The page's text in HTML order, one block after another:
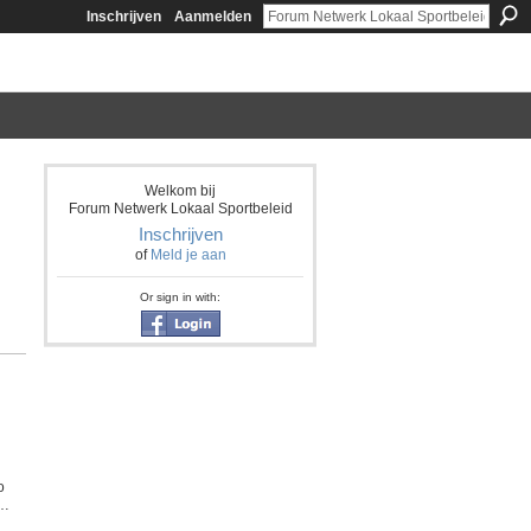
Inschrijven Aanmelden
Welkom bij
Forum Netwerk Lokaal Sportbeleid
Inschrijven
of Meld je aan
Or sign in with: